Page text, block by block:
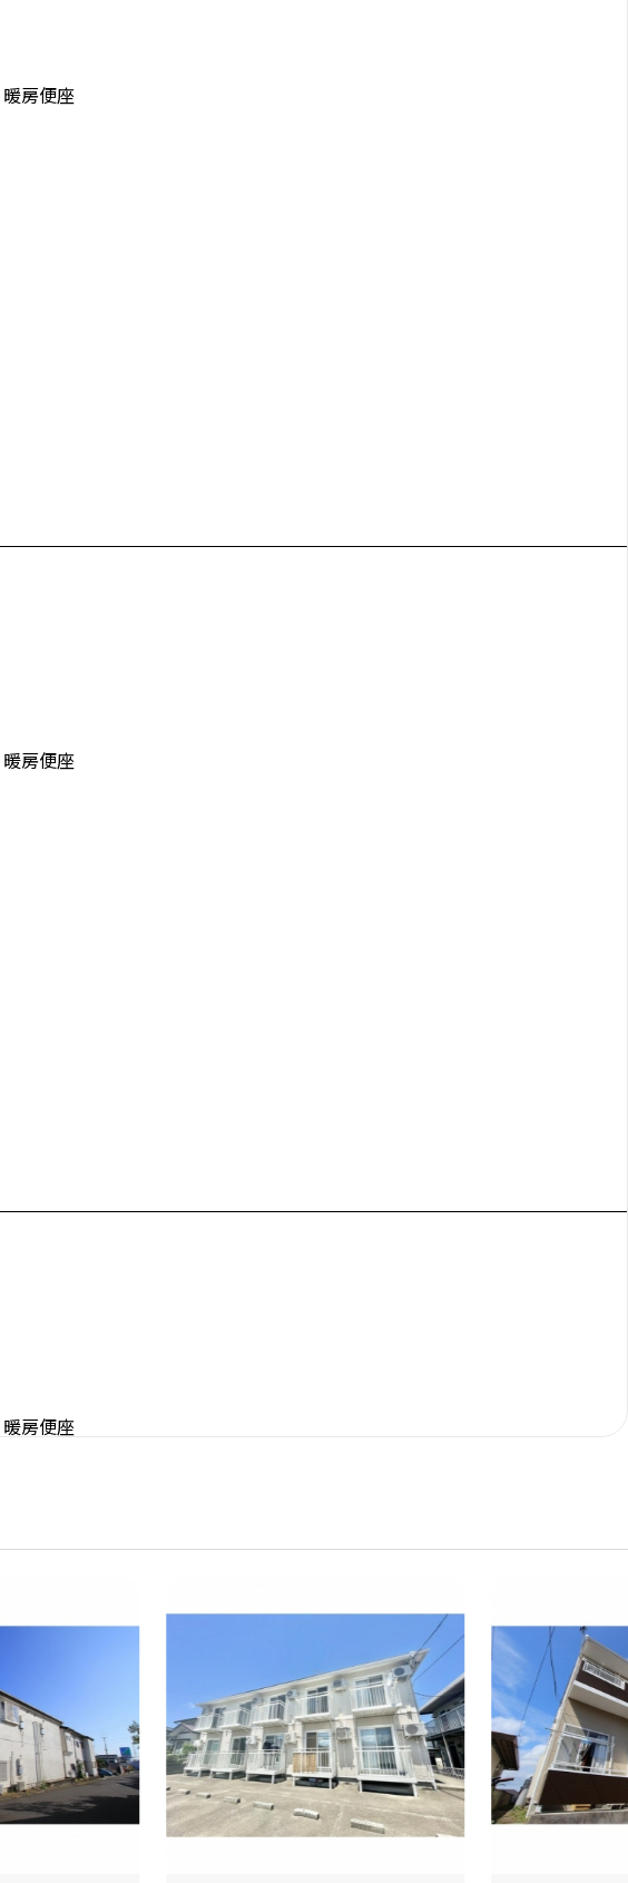
暖房便座
暖房便座
暖房便座